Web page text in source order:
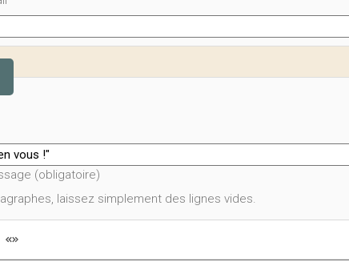
(obligatoire)
laissez simplement des lignes vides.